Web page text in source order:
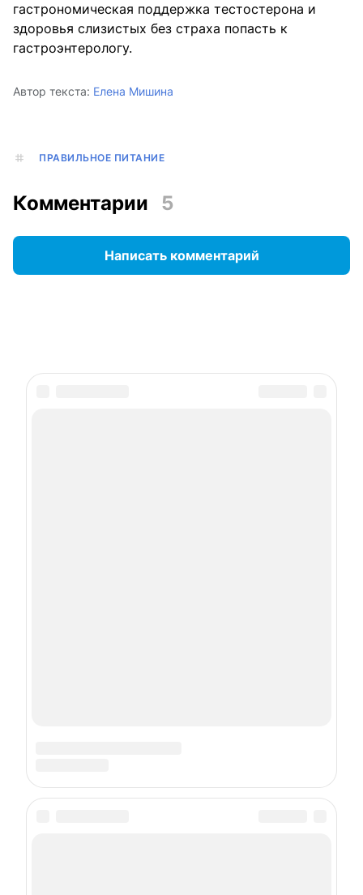
гастрономическая поддержка тестостерона и
здоровья слизистых без страха попасть к
гастроэнтерологу.
Автор текста: Елена Мишина
ПРАВИЛЬНОЕ ПИТАНИЕ
Комментарии 5
Написать комментарий